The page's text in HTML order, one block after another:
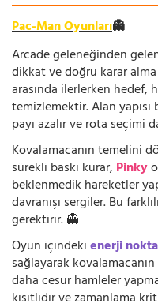
Pac-Man Oyunları👻
Arcade geleneğinden
dikkat ve doğru karar
arasında ilerlerken hedef,
temizlemektir. Alan
payı azalır ve rota
Kovalamacanın temelini
sürekli baskı kurar, Pinky
beklenmedik hareketler
davranışı sergiler. Bu
gerektirir. 👻
Oyun içindekienerji
sağlayarak
daha cesur hamleler
kısıtlıdır ve zamanlama